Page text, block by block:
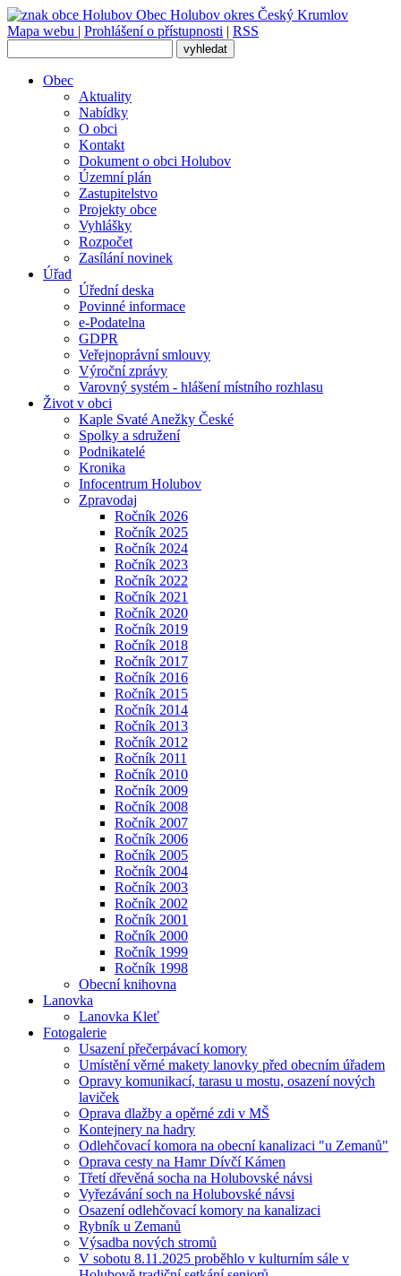
Obec Holubov okres Český Krumlov
Mapa webu | Prohlášení o přístupnosti | RSS
Obec
Aktuality
Nabídky
O obci
Kontakt
Dokument o obci Holubov
Územní plán
Zastupitelstvo
Projekty obce
Vyhlášky
Rozpočet
Zasílání novinek
Úřad
Úřední deska
Povinné informace
e-Podatelna
GDPR
Veřejnoprávní smlouvy
Výroční zprávy
Varovný systém - hlášení místního rozhlasu
Život v obci
Kaple Svaté Anežky České
Spolky a sdružení
Podnikatelé
Kronika
Infocentrum Holubov
Zpravodaj
Ročník 2026
Ročník 2025
Ročník 2024
Ročník 2023
Ročník 2022
Ročník 2021
Ročník 2020
Ročník 2019
Ročník 2018
Ročník 2017
Ročník 2016
Ročník 2015
Ročník 2014
Ročník 2013
Ročník 2012
Ročník 2011
Ročník 2010
Ročník 2009
Ročník 2008
Ročník 2007
Ročník 2006
Ročník 2005
Ročník 2004
Ročník 2003
Ročník 2002
Ročník 2001
Ročník 2000
Ročník 1999
Ročník 1998
Obecní knihovna
Lanovka
Lanovka Kleť
Fotogalerie
Usazení přečerpávací komory
Umístění věrné makety lanovky před obecním úřadem
Opravy komunikací, tarasu u mostu, osazení nových
laviček
Oprava dlažby a opěrné zdi v MŠ
Kontejnery na hadry
Odlehčovací komora na obecní kanalizaci "u Zemanů"
Oprava cesty na Hamr Dívčí Kámen
Třetí dřevěná socha na Holubovské návsi
Vyřezávání soch na Holubovské návsi
Osazení odlehčovací komory na kanalizaci
Rybník u Zemanů
Výsadba nových stromů
V sobotu 8.11.2025 proběhlo v kulturním sále v